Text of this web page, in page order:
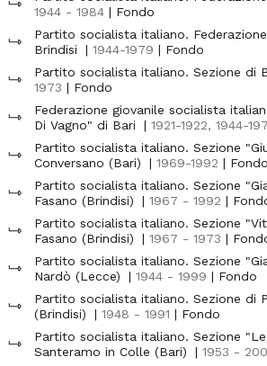
1944 - 1984 | Fondo
Partito socialista italiano.
Brindisi
| 1944-1979 | Fondo
Partito socialista italiano. Sezione di
1973 | Fondo
Federazione giovanile socialista
Di Vagno" di Bari
| 1921-1922, 1944-
Partito socialista italiano. Sezione
Conversano (Bari)
| 1969-1992 | Fondo
Partito socialista italiano. Sezione
Fasano (Brindisi)
| 1967 - 1992 |
Partito socialista italiano. Sezione
Fasano (Brindisi)
| 1967 - 1973 |
Partito socialista italiano. Sezione
Nardò (Lecce)
| 1944 - 1999 | Fondo
Partito socialista italiano. Sezione di
(Brindisi)
| 1948 - 1991 | Fondo
Partito socialista italiano. Sezione
Santeramo in Colle (Bari)
| 1953 -